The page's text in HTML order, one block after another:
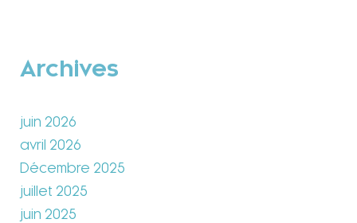
Archives
juin 2026
avril 2026
Décembre 2025
juillet 2025
juin 2025